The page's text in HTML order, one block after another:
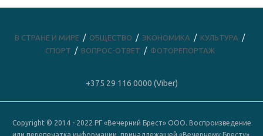
В СТРАНЕ И МИРЕ ОБЩЕСТВО ЭКОНОМИКА
КУЛЬТУРА
СПОРТ
ВОПРОС-ОТВЕТ ФОТОРЕПОРТАЖ
+375 29 116 0000 (Viber)
Copyright © 2014 - 2022 РГ «Вечерний Брест» ООО. Воспроизведение